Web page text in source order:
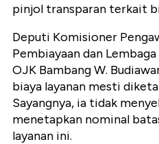
pinjol transparan terkait
Deputi Komisioner
Pembiayaan dan
OJK Bambang W.
biaya layanan mesti
Sayangnya, ia tidak
menetapkan nominal
layanan ini.